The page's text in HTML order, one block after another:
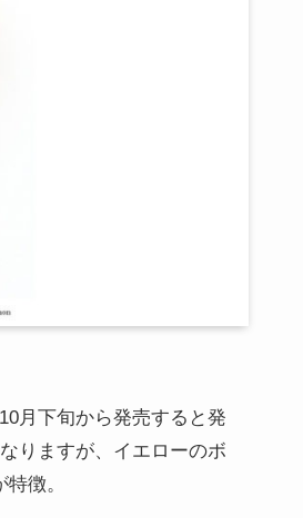
月下旬から発売すると発
りますが、イエローのボ
徴。